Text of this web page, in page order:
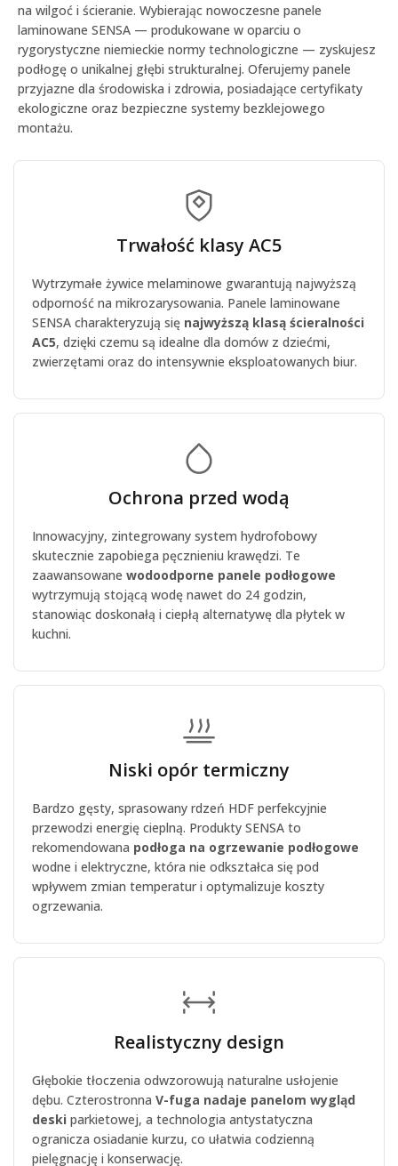
na wilgoć i ścieranie. Wybierając nowoczesne panele
laminowane SENSA — produkowane w oparciu o
rygorystyczne niemieckie normy technologiczne — zyskujesz
podłogę o unikalnej głębi strukturalnej. Oferujemy panele
przyjazne dla środowiska i zdrowia, posiadające certyfikaty
ekologiczne oraz bezpieczne systemy bezklejowego
montażu.
Trwałość klasy AC5
Wytrzymałe żywice melaminowe gwarantują najwyższą
odporność na mikrozarysowania. Panele laminowane
SENSA charakteryzują się najwyższą klasą ścieralności
AC5, dzięki czemu są idealne dla domów z dziećmi,
zwierzętami oraz do intensywnie eksploatowanych biur.
Ochrona przed wodą
Innowacyjny, zintegrowany system hydrofobowy
skutecznie zapobiega pęcznieniu krawędzi. Te
zaawansowane wodoodporne panele podłogowe
wytrzymują stojącą wodę nawet do 24 godzin,
stanowiąc doskonałą i ciepłą alternatywę dla płytek w
kuchni.
Niski opór termiczny
Bardzo gęsty, sprasowany rdzeń HDF perfekcyjnie
przewodzi energię cieplną. Produkty SENSA to
rekomendowana podłoga na ogrzewanie podłogowe
wodne i elektryczne, która nie odkształca się pod
wpływem zmian temperatur i optymalizuje koszty
ogrzewania.
Realistyczny design
Głębokie tłoczenia odwzorowują naturalne usłojenie
dębu. Czterostronna V-fuga nadaje panelom wygląd
deski parkietowej, a technologia antystatyczna
ogranicza osiadanie kurzu, co ułatwia codzienną
pielęgnację i konserwację.